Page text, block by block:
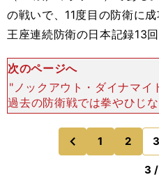
の戦いで、11度目の防衛に
王座連続防衛の日本記録13
次のページへ
"ノックアウト・ダイナマイ
過去の防衛戦では拳やひじ
えながらの戦いが多かった
一戦ではついに万全の状態
者オリバ
前
のページへ
1 2 3
の
3